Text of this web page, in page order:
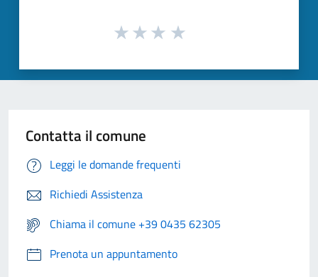
Contatta il comune
Leggi le domande frequenti
Richiedi Assistenza
Chiama il comune +39 0435 62305
Prenota un appuntamento